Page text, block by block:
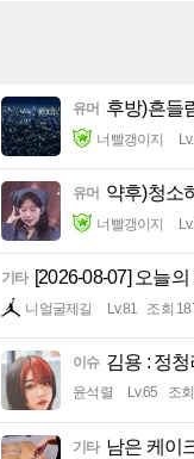
유머 후방)흔들
너빨갱이지
유머 약후)청소
너빨갱이지
기타 [2026-08-07] 오늘
니얼굴제길 Lv.81 조회
이슈 김용 : 정
윤석렬 Lv.65 조
기타 남은 케이